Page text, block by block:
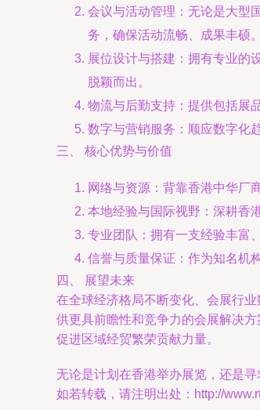
会议与活动管理：无论是大型
务，确保活动流畅、成果丰硕。
展位设计与搭建：拥有专业的
脱颖而出。
物流与后勤支持：提供包括展
数字与营销服务：顺应数字化
三、 核心优势与价值
网络与资源：背靠香港中华厂
本地经验与国际视野：深耕香
专业团队：拥有一支经验丰富
信誉与质量保证：作为知名机
四、 展望未来
在全球经济格局不断变化、会展行
供更具前瞻性和竞争力的会展解决
促进区域经贸繁荣贡献力量。
无论是计划在香港举办展览，还是
如若转载，请注明出处：http://